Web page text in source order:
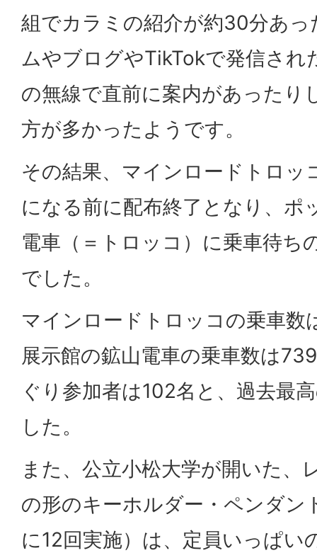
組でカラミの紹介が約30分あ
ムやブログやTikTokで発信され
の無線で直前に案内があったり
方が多かったようです。
その結果、マインロードトロッ
になる前に配布終了となり、ポ
電車（＝トロッコ）に乗車待ち
でした。
マインロードトロッコの乗車数
展示館の鉱山電車の乗車数は
ぐり参加者は102名と、過去最
した。
また、公立小松大学が開いた、
の形のキーホルダー・ペンダン
に12回実施）は、定員いっぱい